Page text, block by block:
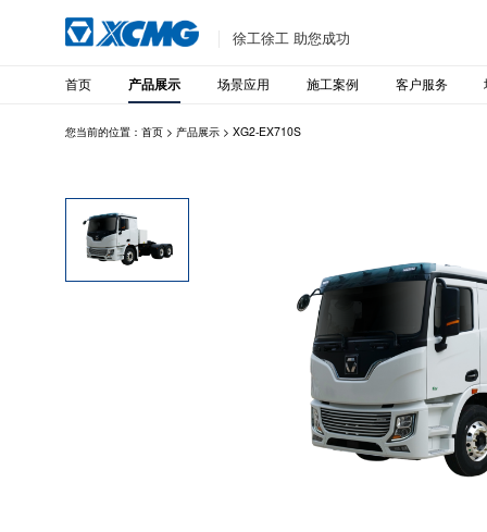
徐工徐工 助您成功
首页 产品展示 场景应用 施工案例 客户服务
您当前的位置：首页 > 产品展示 >XG2-EX710S